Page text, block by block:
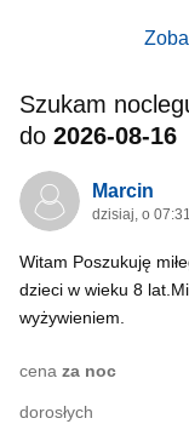
Szukam
do 2026-08-16
Marcin
dzisiaj, o 07:31
Witam Poszukuję
dzieci w wieku 8
wyżywieniem.
cena za noc
dorosłych